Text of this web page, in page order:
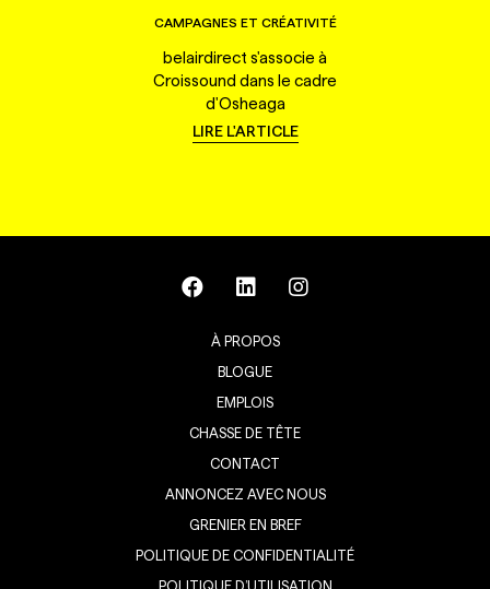
CAMPAGNES ET CRÉATIVITÉ
belairdirect s'associe à
Croissound dans le cadre
d'Osheaga
LIRE L'ARTICLE
À PROPOS
BLOGUE
EMPLOIS
CHASSE DE TÊTE
CONTACT
ANNONCEZ AVEC NOUS
GRENIER EN BREF
POLITIQUE DE CONFIDENTIALITÉ